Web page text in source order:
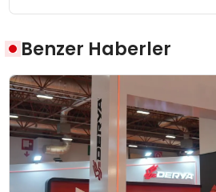
Benzer Haberler